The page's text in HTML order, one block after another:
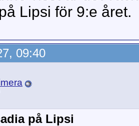
Lipsi för 9:e året.
09:40
på Lipsi